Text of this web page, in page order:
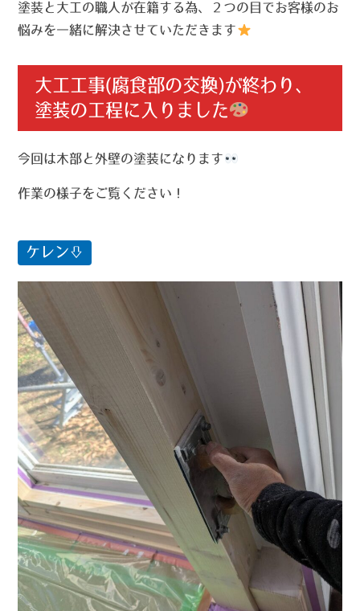
塗装と大工の職人が在籍する為、２つの目でお客様のお
悩みを一緒に解決させていただきます
大工工事(腐食部の交換)が終わり、
塗装の工程に入りました
今回は木部と外壁の塗装になります
作業の様子をご覧ください！
ケレン⇩